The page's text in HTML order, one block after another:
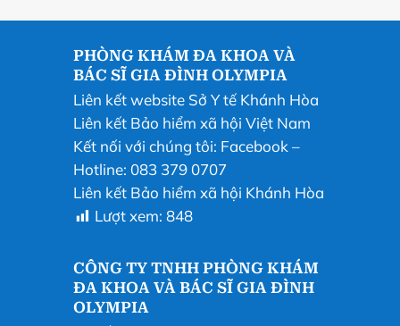
PHÒNG KHÁM ĐA KHOA VÀ
BÁC SĨ GIA ĐÌNH OLYMPIA
Liên kết website Sở Y tế Khánh Hòa
Liên kết Bảo hiểm xã hội Việt Nam
Kết nối với chúng tôi: Facebook –
Hotline: 083 379 0707
Liên kết Bảo hiểm xã hội Khánh Hòa
Lượt xem: 848
CÔNG TY TNHH PHÒNG KHÁM
ĐA KHOA VÀ BÁC SĨ GIA ĐÌNH
OLYMPIA